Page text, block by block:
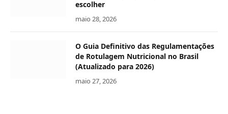
escolher
maio 28, 2026
O Guia Definitivo das Regulamentações
de Rotulagem Nutricional no Brasil
(Atualizado para 2026)
maio 27, 2026